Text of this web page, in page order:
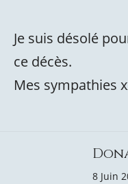
Je suis désolé
ce décès.
Mes sympathies
8 Juin